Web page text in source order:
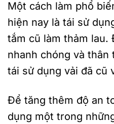
Một cách làm phổ
hiện nay là tái sử
tắm cũ làm thảm lau.
nhanh chóng và
tái sử dụng vải đã cũ
Để tăng thêm độ an
dụng một trong